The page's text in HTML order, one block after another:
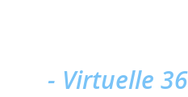
- Virtuelle